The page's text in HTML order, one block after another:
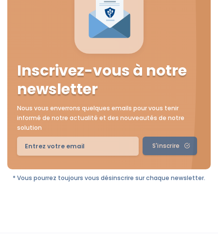
Inscrivez-vous à notre
newsletter
Nous vous enverrons quelques emails pour vous tenir
informé de notre actualité et des nouveautés de notre
solution
S'inscrire
* Vous pourrez toujours vous désinscrire sur chaque newsletter.